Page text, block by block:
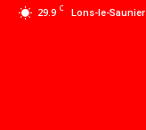
29.9 C Lons-le-Saunier